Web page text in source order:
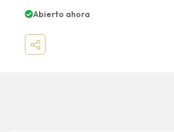
Abierto ahora